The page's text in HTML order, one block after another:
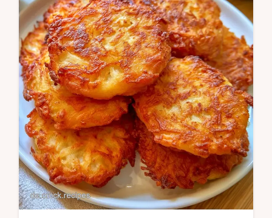
und Textur in insgesamt 30 Minuten.